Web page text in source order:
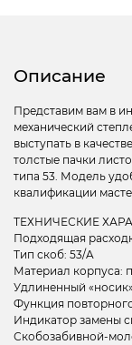
Описание
Представим вам в
механический
выступать в
толстые пачки
типа 53. Модель
квалификации
ТЕХНИЧЕСКИЕ
Подходящая
Тип скоб: 53/A
Материал корпуса:
Удлиненный
Функция
Индикатор замены
Скобозабивной-